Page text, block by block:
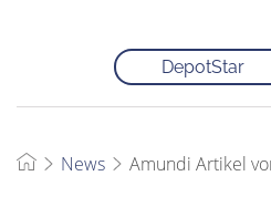
DepotStar
News Amundi Artikel